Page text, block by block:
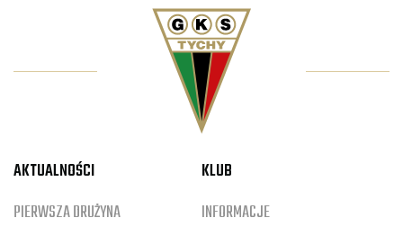
AKTUALNOŚCI
PIERWSZA DRUŻYNA
KLUB
INFORMACJE